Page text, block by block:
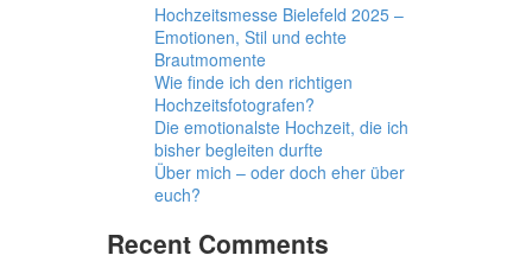
Hochzeitsmesse Bielefeld 2025 –
Emotionen, Stil und echte
Brautmomente
Wie finde ich den richtigen
Hochzeitsfotografen?
Die emotionalste Hochzeit, die ich
bisher begleiten durfte
Über mich – oder doch eher über
euch?
Recent Comments